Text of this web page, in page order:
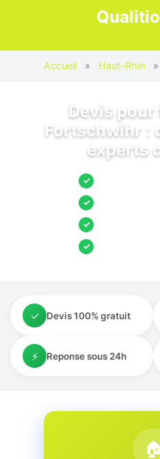
Accueil » Haut-Rhin »
Devis
Fortschwihr :
experts
✓
✓
✓
✓
✓ Devis 100% gratuit
⚡ Reponse sous 24h
🏠